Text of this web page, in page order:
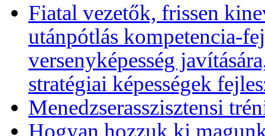
Fiatal vezetők, frissen
utánpótlás kompetencia-
versenyképesség
stratégiai képességek
Menedzserasszisztensi